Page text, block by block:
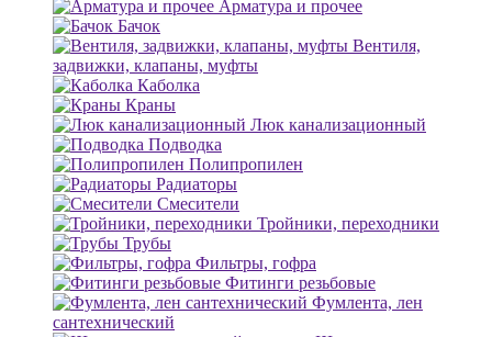
Арматура и прочее
Бачок
Вентиля,
задвижки, клапаны, муфты
Каболка
Краны
Люк канализационный
Подводка
Полипропилен
Радиаторы
Смесители
Тройники, переходники
Трубы
Фильтры, гофра
Фитинги резьбовые
Фумлента, лен
сантехнический